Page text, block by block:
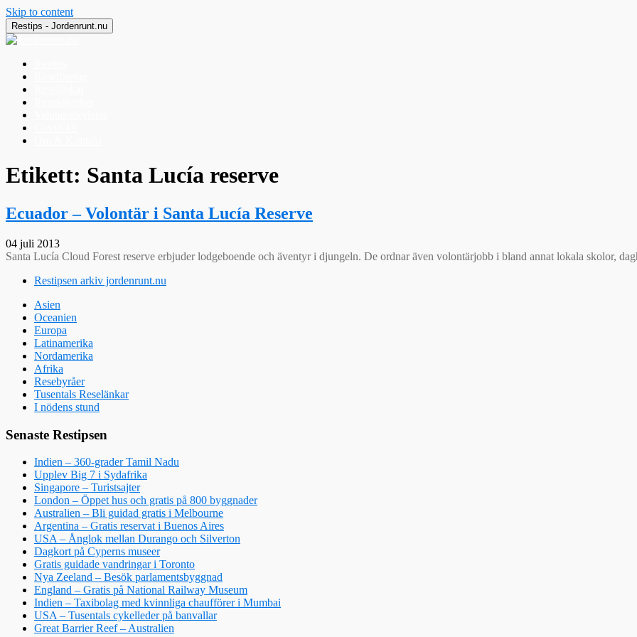
Skip to content
Restips - Jordenrunt.nu
Jordenrunt.nu
Tusen Restips från hela världen
Etikett: Santa Lucía reserve
Ecuador – Volontär i Santa Lucía Reserve
04 juli 2013
Santa Lucía Cloud Forest reserve erbjuder lodgeboende och äventyr i djungeln. De ordnar även volontärjobb i bland annat lokala skolor,
Restipsen arkiv jordenrunt.nu
Asien
Oceanien
Europa
Latinamerika
Nordamerika
Afrika
Resebyråer
Tusentals Reselänkar
I nödens stund
Senaste Restipsen
Indien – 360-grader Tamil Nadu
Upplev Big 7 i Sydafrika
Singapore – Turistsajter
London – Öppet hus och gratis på 800 byggnader
Australien – Bli guidad gratis i Melbourne
Argentina – Gratis reservat i Buenos Aires
USA – Ånglok mellan Durango och Silverton
Dagkort på Cyperns museer
Gratis guidade vandringar i Toronto
Nya Zeeland – Besök parlamentsbyggnad
England – Gratis på National Railway Museum
Indien – Taxibolag med kvinnliga chaufförer i Mumbai
USA – Tusentals cykelleder på banvallar
Great Barrier Reef – Australien